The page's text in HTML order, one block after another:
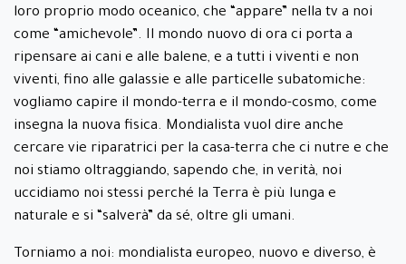
loro proprio modo oceanico, che “appare” nella tv a noi
come “amichevole”. Il mondo nuovo di ora ci porta a
ripensare ai cani e alle balene, e a tutti i viventi e non
viventi, fino alle galassie e alle particelle subatomiche:
vogliamo capire il mondo-terra e il mondo-cosmo, come
insegna la nuova fisica. Mondialista vuol dire anche
cercare vie riparatrici per la casa-terra che ci nutre e che
noi stiamo oltraggiando, sapendo che, in verità, noi
uccidiamo noi stessi perché la Terra è più lunga e
naturale e si “salverà” da sé, oltre gli umani.
Torniamo a noi: mondialista europeo, nuovo e diverso, è